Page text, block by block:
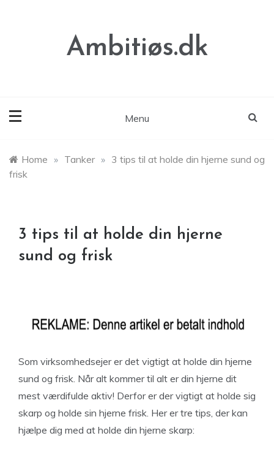
Ambitiøs.dk
Menu
Home » Tanker » 3 tips til at holde din hjerne sund og
frisk
3 tips til at holde din hjerne
sund og frisk
Som virksomhedsejer er det vigtigt at holde din hjerne
sund og frisk. Når alt kommer til alt er din hjerne dit
mest værdifulde aktiv! Derfor er der vigtigt at holde sig
skarp og holde sin hjerne frisk. Her er tre tips, der kan
hjælpe dig med at holde din hjerne skarp: